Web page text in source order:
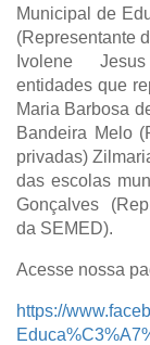
Municipal de
(Representante
Ivolene
entidades que
Maria Barbosa
Bandeira Melo
privadas)
das escolas
Gonçalves
da SEMED).
Acesse nossa
https://